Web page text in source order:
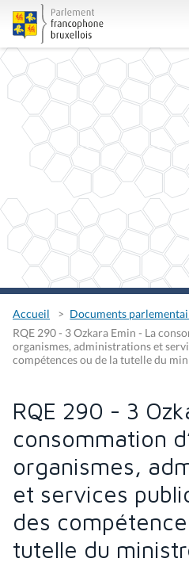
Accueil
Documents
RQE 290 - 3 Ozkara Emin - La
organismes, administrations et
compétences ou de la tutelle du
RQE 290 - 3
consommation
organismes,
et services
des
tutelle du